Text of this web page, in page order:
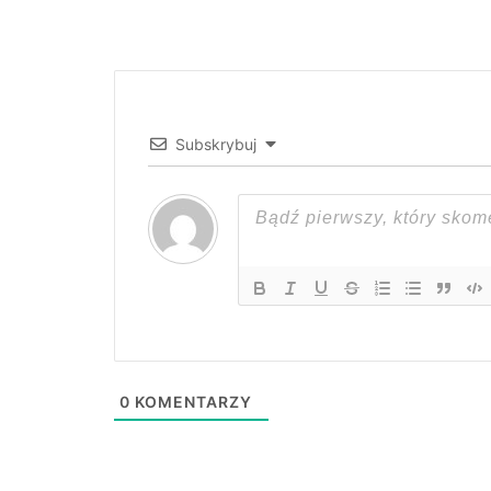
Subskrybuj
0 KOMENTARZY